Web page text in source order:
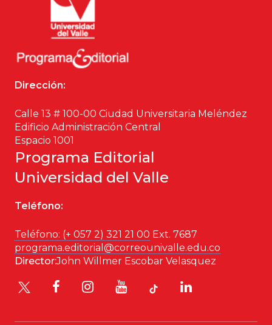
Dirección:
Calle 13 # 100-00 Ciudad Universitaria Meléndez
Edificio Administración Central
Espacio 1001
Programa Editorial
Universidad del Valle
Teléfono:
Teléfono: (+ 057 2) 321 21 00 Ext. 7687
programa.editorial@correounivalle.edu.co
Director:John Willmer Escobar Velasquez